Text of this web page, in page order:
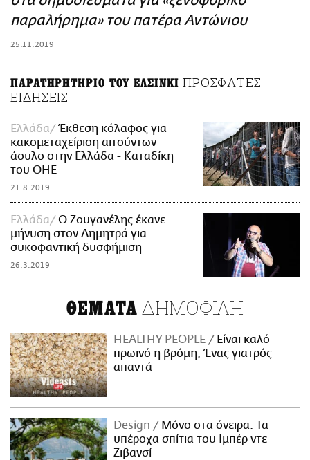
ΑΜΠΑ
παραλήρημα» του πατέρα Αντώνιου
25.11.2019
ΠΑΡΑΤΗΡΗΤΗΡΙΟ ΤΟΥ ΕΛΣΙΝΚΙ ΠΡΟΣΦΑΤΕΣ
ΕΙΔΗΣΕΙΣ
Ελλάδα
Έκθεση κόλαφος για
κακομεταχείριση αιτούντων
άσυλο στην Ελλάδα - Καταδίκη
του ΟΗΕ
21.8.2019
Ελλάδα
Ο Ζουγανέλης έκανε
μήνυση στον Δημητρά για
συκοφαντική δυσφήμιση
26.3.2019
ΘΕΜΑΤΑ ΔΗΜΟΦΙΛΗ
HEALTHY PEOPLE
Είναι καλό
πρωινό η βρόμη; Ένας γιατρός
απαντά
Design
Μόνο στα όνειρα: Τα
υπέροχα σπίτια του Ιμπέρ ντε
Ζιβανσί